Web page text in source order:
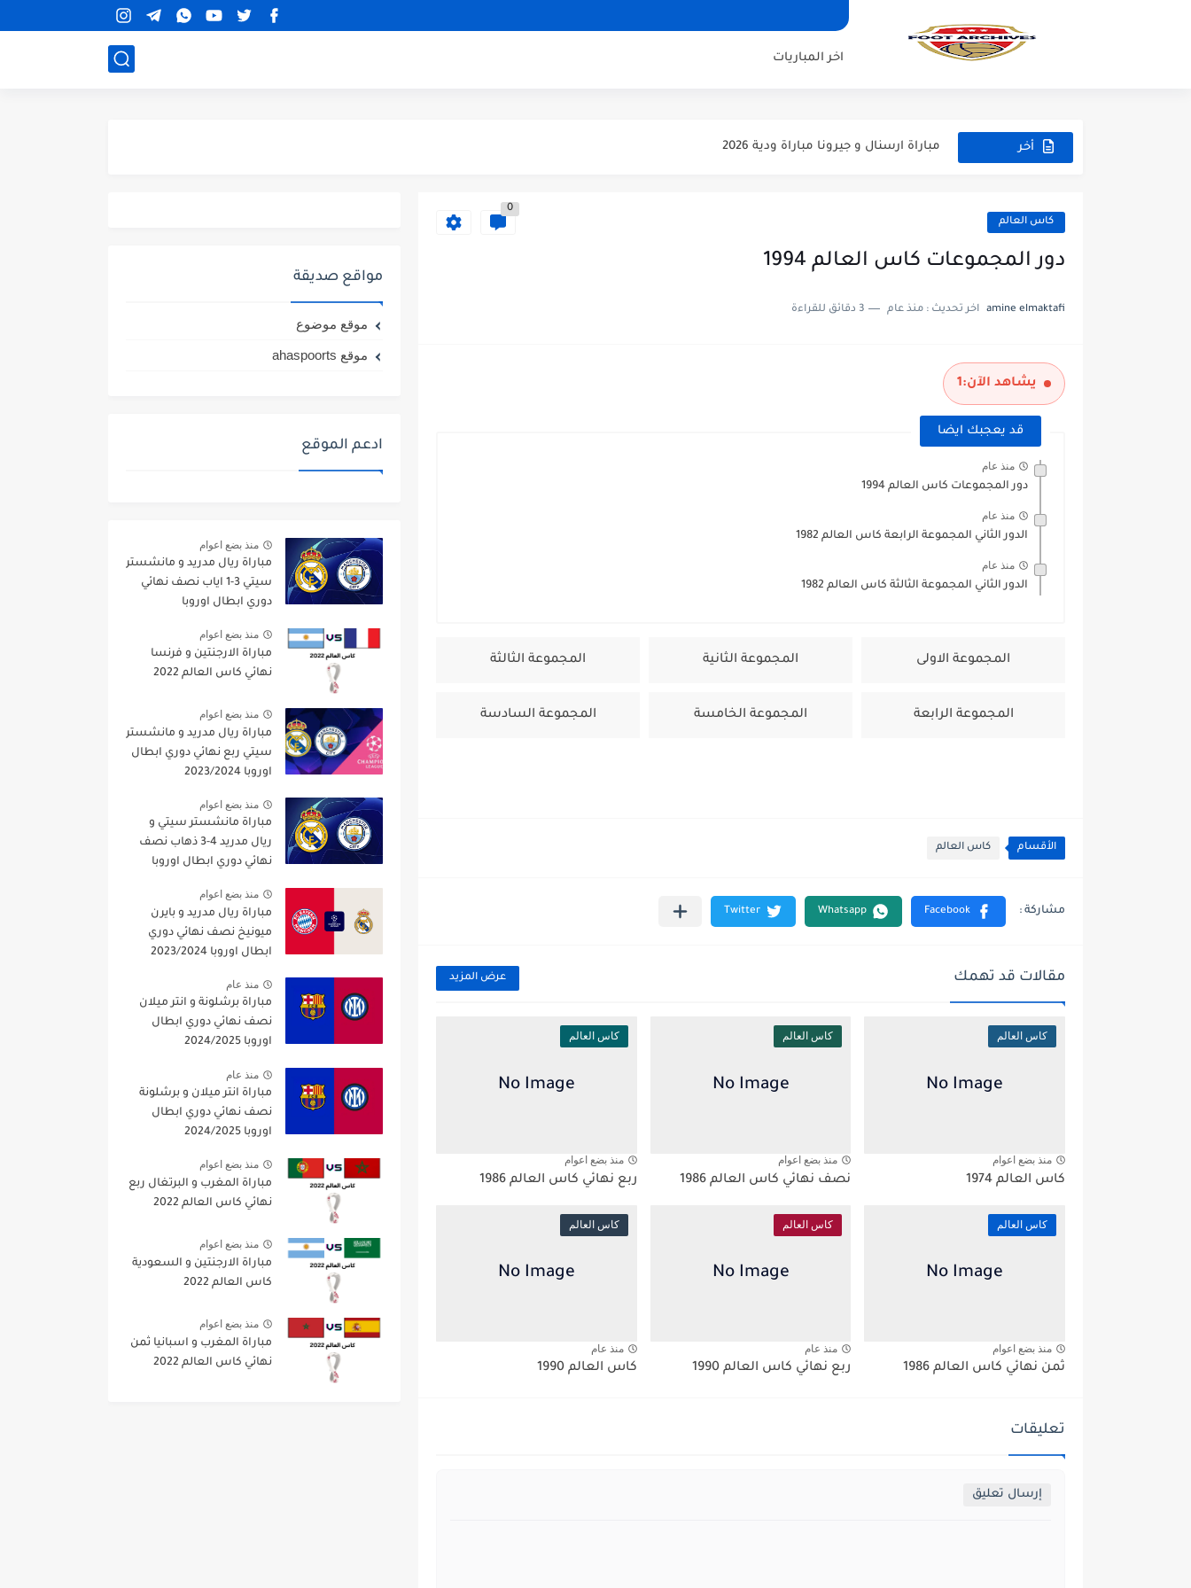
اخر المباريات
أخر مباراة ريال مدريد و فيورنتينا مباراة ودية 2026
مباراة تشيلسي و ويسترن سيدني مباراة ودية 2026
كاس العالم
0
دور المجموعات كاس العالم 1994
amine elmaktafi اخر تحديث : منذ عام 3 دقائق للقراءة
يشاهد الآن:1
قد يعجبك ايضا
منذ عام
دور المجموعات كاس العالم 1994
منذ عام
الدور الثاني المجموعة الرابعة كاس العالم 1982
منذ عام
الدور الثاني المجموعة الثالثة كاس العالم 1982
المجموعة الاولى المجموعة الثانية المجموعة الثالثة
المجموعة الرابعة المجموعة الخامسة المجموعة السادسة
الأقسام كاس العالم
مقالات قد تهمك عرض المزيد
كاس العالم
منذ بضع اعوام
كاس العالم 1974
كاس العالم
منذ بضع اعوام
نصف نهائي كاس العالم 1986
كاس العالم
منذ بضع اعوام
ربع نهائي كاس العالم 1986
كاس العالم
منذ بضع اعوام
ثمن نهائي كاس العالم 1986
كاس العالم
منذ عام
ربع نهائي كاس العالم 1990
كاس العالم
منذ عام
كاس العالم 1990
تعليقات
إرسال تعليق
مواقع صديقة
موقع موضوع
موقع ahaspoorts
ادعم الموقع
منذ بضع اعوام
مباراة ريال مدريد و مانشستر
سيتي 3-1 اياب نصف نهائي
دوري ابطال اوروبا
منذ بضع اعوام
مباراة الارجنتين و فرنسا
نهائي كاس العالم 2022
منذ بضع اعوام
مباراة ريال مدريد و مانشستر
سيتي ربع نهائي دوري ابطال
اوروبا 2023/2024
منذ بضع اعوام
مباراة مانشستر سيتي و
ريال مدريد 4-3 ذهاب نصف
نهائي دوري ابطال اوروبا
منذ بضع اعوام
مباراة ريال مدريد و بايرن
ميونيخ نصف نهائي دوري
ابطال اوروبا 2023/2024
منذ عام
مباراة برشلونة و انتر ميلان
نصف نهائي دوري ابطال
اوروبا 2024/2025
منذ عام
مباراة انتر ميلان و برشلونة
نصف نهائي دوري ابطال
اوروبا 2024/2025
منذ بضع اعوام
مباراة المغرب و البرتغال ربع
نهائي كاس العالم 2022
منذ بضع اعوام
مباراة الارجنتين و السعودية
كاس العالم 2022
منذ بضع اعوام
مباراة المغرب و اسبانيا ثمن
نهائي كاس العالم 2022